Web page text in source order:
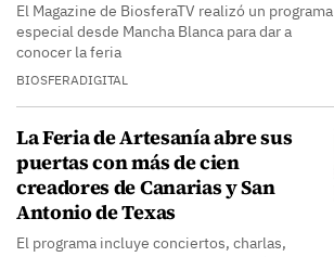
El Magazine de BiosferaTV realizó un programa
especial desde Mancha Blanca para dar a
conocer la feria
BIOSFERADIGITAL
La Feria de Artesanía abre sus
puertas con más de cien
creadores de Canarias y San
Antonio de Texas
El programa incluye conciertos, charlas,